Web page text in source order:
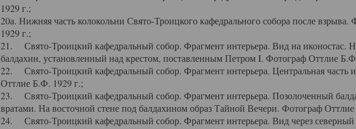
1929 г.;
20а. Нижняя часть колокольни Свято-Троицкого кафедрального собора после
1929 г.;
21. Свято-Троицкий кафедральный собор. Фрагмент интерьера. Вид на иконостас.
балдахин, установленный над крестом, поставленным Петром I. Фотограф Оттлие
22. Свято-Троицкий кафедральный собор. Фрагмент интерьера. Центральная часть
Оттлие Б.Ф. 1929 г.;
23. Свято-Троицкий кафедральный собор. Фрагмент интерьера. Позолоченный
вратами. На восточной стене под балдахином образ Тайной Вечери. Фотограф
24. Свято-Троицкий кафедральный собор. Фрагмент интерьера. Вид через